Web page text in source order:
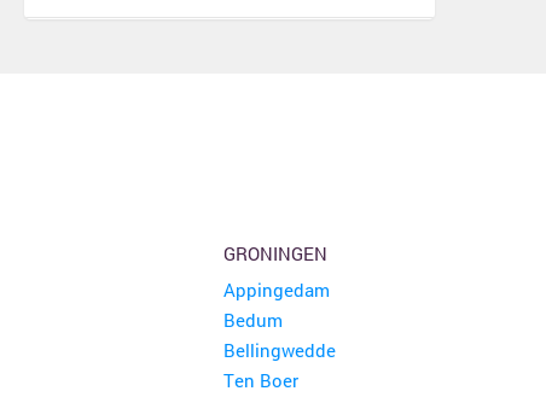
Gezellige Rommelmarkt
GRONINGEN
Appingedam
Bedum
Bellingwedde
Ten Boer